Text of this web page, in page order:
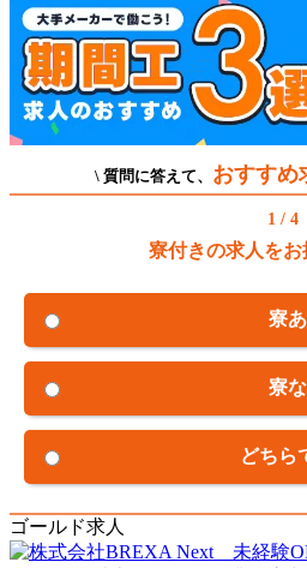
\ 質問に答えて、 おすすめ
1 / 4
寮付きの求人をお
寮
寮
どちら
ゴールド求人